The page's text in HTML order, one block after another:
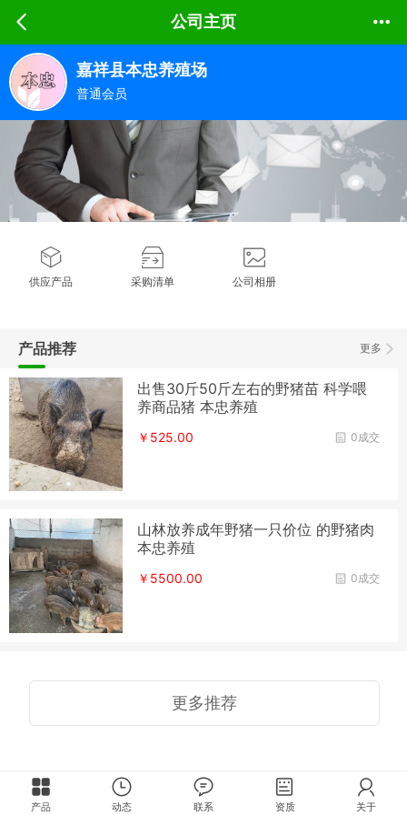
公司主页
嘉祥县本忠养殖场
普通会员
供应产品 采购清单 公司相册
更多
产品推荐
出售30斤50斤左右的野猪苗 科学喂
养商品猪 本忠养殖
0成交
￥525.00
山林放养成年野猪一只价位 的野猪肉
本忠养殖
0成交
￥5500.00
更多推荐
产品 动态 联系 资质 关于